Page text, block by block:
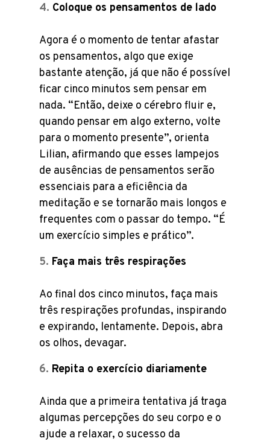
Coloque os pensamentos de lado
Agora é o momento de tentar afastar
os pensamentos, algo que exige
bastante atenção, já que não é possível
ficar cinco minutos sem pensar em
nada. “Então, deixe o cérebro fluir e,
quando pensar em algo externo, volte
para o momento presente”, orienta
Lilian, afirmando que esses lampejos
de ausências de pensamentos serão
essenciais para a eficiência da
meditação e se tornarão mais longos e
frequentes com o passar do tempo. “É
um exercício simples e prático”.
Faça mais três respirações
Ao final dos cinco minutos, faça mais
três respirações profundas, inspirando
e expirando, lentamente. Depois, abra
os olhos, devagar.
Repita o exercício diariamente
Ainda que a primeira tentativa já traga
algumas percepções do seu corpo e o
ajude a relaxar, o sucesso da